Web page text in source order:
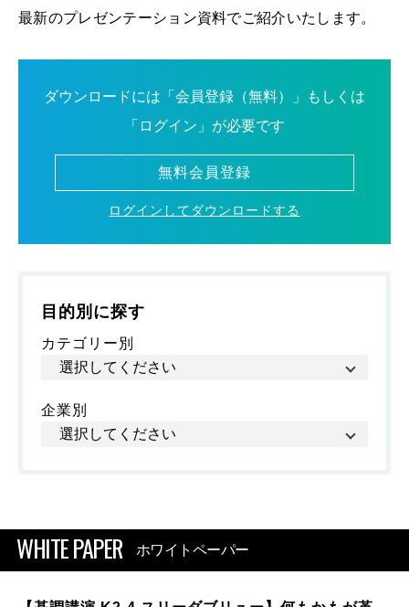
最新のプレゼンテーション資料でご紹介いたします。
ダウンロードには「会員登録（無料）」もしくは
「ログイン」が必要です
無料会員登録
ログインしてダウンロードする
目的別に探す
カテゴリー別
企業別
WHITE PAPER ホワイトペーパー